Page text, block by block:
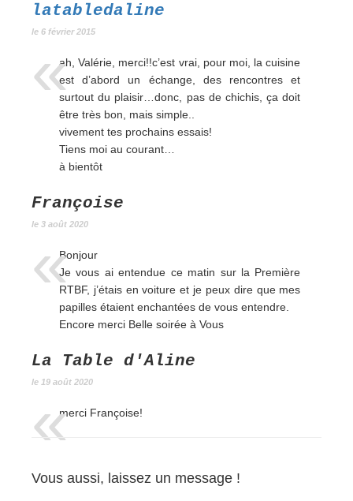
latabledaline
le 6 février 2015
ah, Valérie, merci!!c’est vrai, pour moi, la cuisine
est d’abord un échange, des rencontres et
surtout du plaisir…donc, pas de chichis, ça doit
être très bon, mais simple..
vivement tes prochains essais!
Tiens moi au courant…
à bientôt
Françoise
le 3 août 2020
Bonjour
Je vous ai entendue ce matin sur la Première
RTBF, j’étais en voiture et je peux dire que mes
papilles étaient enchantées de vous entendre.
Encore merci Belle soirée à Vous
La Table d'Aline
le 19 août 2020
merci Françoise!
Vous aussi, laissez un message !